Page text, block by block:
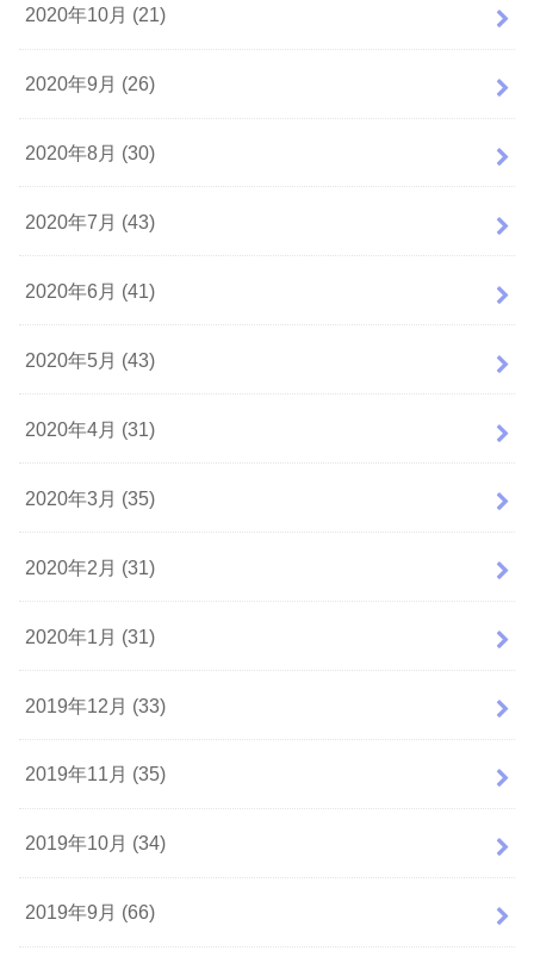
2020年10月 (21)
2020年9月 (26)
2020年8月 (30)
2020年7月 (43)
2020年6月 (41)
2020年5月 (43)
2020年4月 (31)
2020年3月 (35)
2020年2月 (31)
2020年1月 (31)
2019年12月 (33)
2019年11月 (35)
2019年10月 (34)
2019年9月 (66)